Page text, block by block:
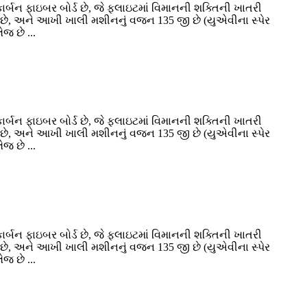
ફાઇબર બોર્ડ છે, જે ફ્લાઇટમાં વિમાનની શક્તિની ખાતરી
છે, અને આખી ખાલી મશીનનું વજન 135 જી છે (યુએવીના સ્પેર
છે ...
ફાઇબર બોર્ડ છે, જે ફ્લાઇટમાં વિમાનની શક્તિની ખાતરી
છે, અને આખી ખાલી મશીનનું વજન 135 જી છે (યુએવીના સ્પેર
છે ...
ફાઇબર બોર્ડ છે, જે ફ્લાઇટમાં વિમાનની શક્તિની ખાતરી
છે, અને આખી ખાલી મશીનનું વજન 135 જી છે (યુએવીના સ્પેર
છે ...